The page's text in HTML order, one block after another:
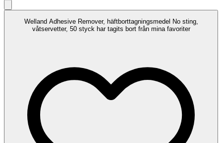
Welland Adhesive Remover, häftborttagningsmedel No sting,
våtservetter, 50 styck har tagits bort från mina favoriter